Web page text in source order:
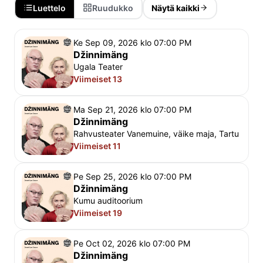
jäävad sügavalt varjatuks.“ Näidendi esmalavastus
mängisid džinni Lisl Lindau ja Kaljo Kiisk.
Esietendus Ugala teatri väikeses saalis 1.02.2025
broneerimine: kassa@ugala.ee
Luettelo Ruudukko Näytä kaikki
Ke Sep 09, 2026 klo 07:00 PM
Džinnimäng
Ugala Teater
Viimeiset 13
Ma Sep 21, 2026 klo 07:00 PM
Džinnimäng
Rahvusteater Vanemuine, väike maja, Tartu
Viimeiset 11
Pe Sep 25, 2026 klo 07:00 PM
Džinnimäng
Kumu auditoorium
Viimeiset 19
Pe Oct 02, 2026 klo 07:00 PM
Džinnimäng